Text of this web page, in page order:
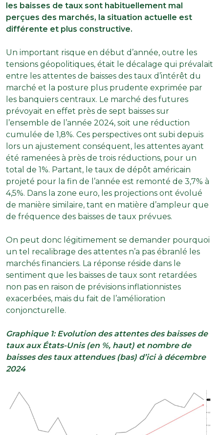
les baisses de taux sont habituellement mal
perçues des marchés, la situation actuelle est
différente et plus constructive.
Un important risque en début d’année, outre les
tensions géopolitiques, était le décalage qui prévalait
entre les attentes de baisses des taux d’intérêt du
marché et la posture plus prudente exprimée par
les banquiers centraux. Le marché des futures
prévoyait en effet près de sept baisses sur
l’ensemble de l’année 2024, soit une réduction
cumulée de 1,8%. Ces perspectives ont subi depuis
lors un ajustement conséquent, les attentes ayant
été ramenées à près de trois réductions, pour un
total de 1%. Partant, le taux de dépôt américain
projeté pour la fin de l’année est remonté de 3,7% à
4,5%. Dans la zone euro, les projections ont évolué
de manière similaire, tant en matière d’ampleur que
de fréquence des baisses de taux prévues.
On peut donc légitimement se demander pourquoi
un tel recalibrage des attentes n’a pas ébranlé les
marchés financiers. La réponse réside dans le
sentiment que les baisses de taux sont retardées
non pas en raison de prévisions inflationnistes
exacerbées, mais du fait de l’amélioration
conjoncturelle.
Graphique 1: Evolution des attentes des baisses de
taux aux États-Unis (en %, haut) et nombre de
baisses des taux attendues (bas) d’ici à décembre
2024